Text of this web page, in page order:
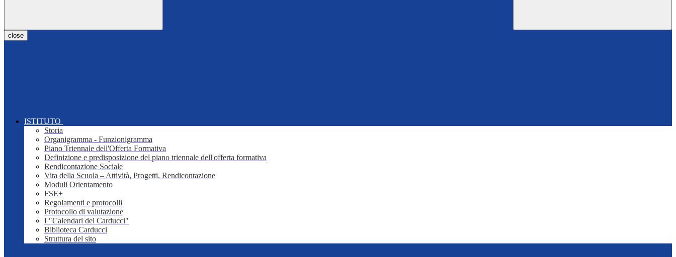
close
ISTITUTO
Storia
Organigramma - Funzionigramma
Piano Triennale dell'Offerta Formativa
Definizione e predisposizione del piano triennale dell'offerta formativa
Rendicontazione Sociale
Vita della Scuola – Attività, Progetti, Rendicontazione
Moduli Orientamento
FSE+
Regolamenti e protocolli
Protocollo di valutazione
I "Calendari del Carducci"
Biblioteca Carducci
Struttura del sito